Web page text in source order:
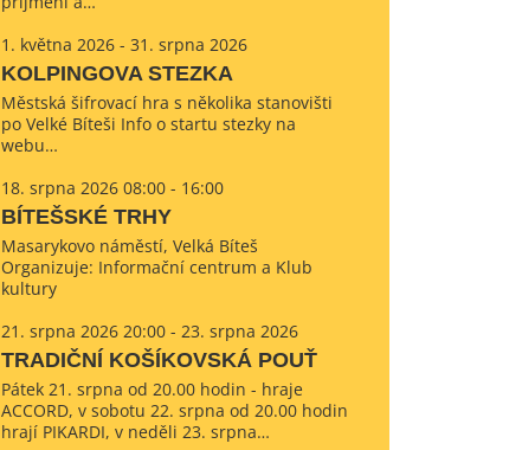
1. května 2026 - 31. srpna 2026
KOLPINGOVA STEZKA
Městská šifrovací hra s několika stanovišti
po Velké Bíteši Info o startu stezky na
webu…
18. srpna 2026 08:00 - 16:00
BÍTEŠSKÉ TRHY
Masarykovo náměstí, Velká Bíteš
Organizuje: Informační centrum a Klub
kultury
21. srpna 2026 20:00 - 23. srpna 2026
TRADIČNÍ KOŠÍKOVSKÁ POUŤ
Pátek 21. srpna od 20.00 hodin - hraje
ACCORD, v sobotu 22. srpna od 20.00 hodin
hrají PIKARDI, v neděli 23. srpna…